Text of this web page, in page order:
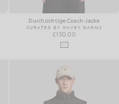
Durchsichtige Coach-Jacke
CURATED BY WAVEY GARMS
£150.00